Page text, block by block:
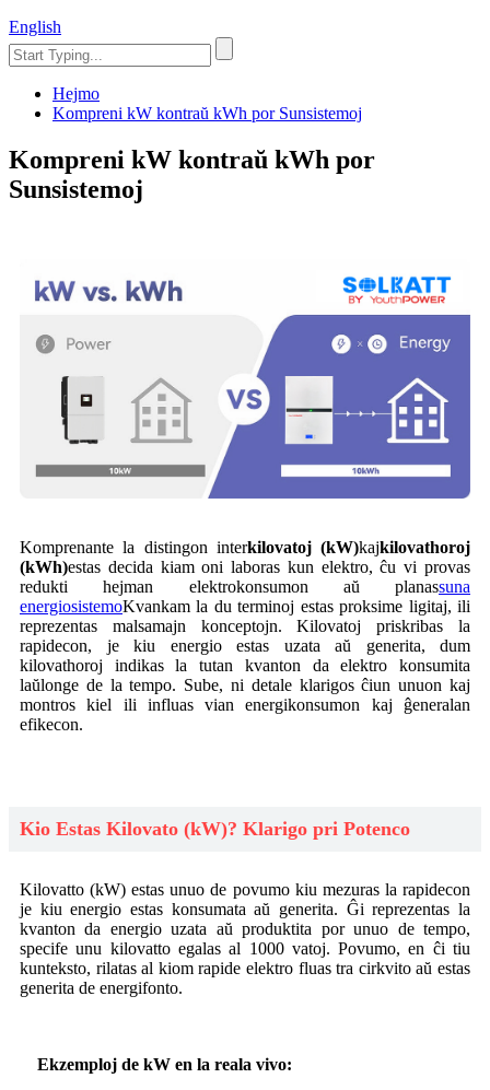
English
Hejmo
Kompreni kW kontraŭ kWh por Sunsistemoj
Kompreni kW kontraŭ kWh por
Sunsistemoj
Komprenante la distingon interkilovatoj (kW)kajkilovathoroj
(kWh)estas decida kiam oni laboras kun elektro, ĉu vi provas
redukti hejman elektrokonsumon aŭ planassuna
energiosistemoKvankam la du terminoj estas proksime ligitaj, ili
reprezentas malsamajn konceptojn. Kilovatoj priskribas la
rapidecon, je kiu energio estas uzata aŭ generita, dum
kilovathoroj indikas la tutan kvanton da elektro konsumita
laŭlonge de la tempo. Sube, ni detale klarigos ĉiun unuon kaj
montros kiel ili influas vian energikonsumon kaj ĝeneralan
efikecon.
Kio Estas Kilovato (kW)? Klarigo pri Potenco
Kilovatto (kW) estas unuo de povumo kiu mezuras la rapidecon
je kiu energio estas konsumata aŭ generita. Ĝi reprezentas la
kvanton da energio uzata aŭ produktita por unuo de tempo,
specife unu kilovatto egalas al 1000 vatoj. Povumo, en ĉi tiu
kunteksto, rilatas al kiom rapide elektro fluas tra cirkvito aŭ estas
generita de energifonto.
Ekzemploj de kW en la reala vivo: